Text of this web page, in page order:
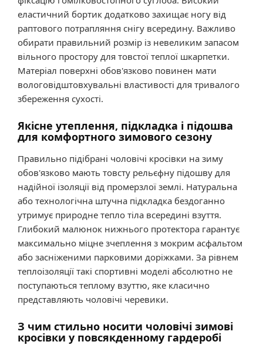
еластичний бортик додатково захищає ногу від
раптового потрапляння снігу всередину. Важливо
обирати правильний розмір із невеликим запасом
вільного простору для товстої теплої шкарпетки.
Матеріал поверхні обов'язково повинен мати
вологовідштовхувальні властивості для тривалого
збереження сухості.
Якісне утеплення, підкладка і підошва
для комфортного зимового сезону
Правильно підібрані чоловічі кросівки на зиму
обов'язково мають товсту рельєфну підошву для
надійної ізоляції від промерзлої землі. Натуральна
або технологічна штучна підкладка бездоганно
утримує природне тепло тіла всередині взуття.
Глибокий малюнок нижнього протектора гарантує
максимально міцне зчеплення з мокрим асфальтом
або засніженими парковими доріжками. За рівнем
теплоізоляції такі спортивні моделі абсолютно не
поступаються теплому взуттю, яке класично
представляють чоловічі черевики.
З чим стильно носити чоловічі зимові
кросівки у повсякденному гардеробі